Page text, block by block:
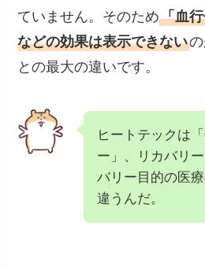
ていません。そのため「血
などの効果は表示できない
との最大の違いです。
ヒートテックは
ー」、リカバリ
バリー目的の医
違うんだ。